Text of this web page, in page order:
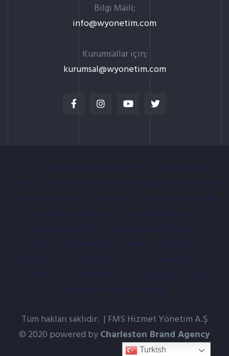
Bilgi Maili;
info@wyonetim.com
Kurumsallar için;
kurumsal@wyonetim.com
Tüm hakları saklıdır. | FMS Hizmet Yönetim A.Ş
© 2020 powered byCharleston Brand Agency
Turkish